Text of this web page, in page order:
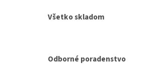
Všetko skladom
Odborné poradenstvo